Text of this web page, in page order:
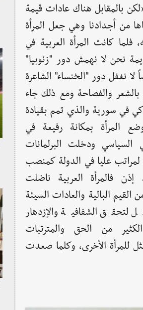
بالمقابل هناك عادات قيمة
من أجدادنا وهي جعل المرأة
كانت المرأة العربية في
نحن لا نهمش دور "زنوبيا"
لا نغفل دور "الخنساء" الشاعرة
والفصاحة ومع ذلك جاء
في سورية والذي تمم بقيادة
المرأة بمكانة رفيعة في
ودخلت البرلمانات
عليا في الدولة كمنصب
فالمرأة العربية ناضلت
البالية والعادات السيئة
الشفافية والإزدهار
من الحق والمترتبات
للمرأة الأخرى، وكلما صعدت